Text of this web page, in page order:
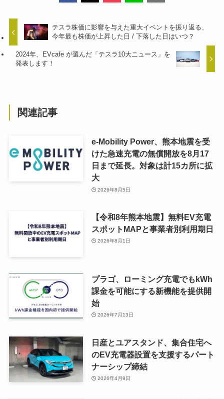
テスラ株価に影響を与えた重大イベントを振り返る、
今年最も株価が上昇した日 / 下落した日はいつ？
2024年、EVcafe が選んだ「テスラ10大ニュース」を
発表します！
関連記事
e-Mobility Power、熊本地震を受
けた急速充電の無償開放を8月17
日まで延長。対象は計15カ所に拡
大
2026年8月5日
【令和8年熊本地震】無料EV充電
スポットMAPと事業者別利用期日
2026年8月1日
プラゴ、ローミング充電でもkWh
課金を可能にする新機能を提供開
始
2026年7月13日
日産とユアスタンド、集合住宅へ
のEV充電器設置を支援するパート
ナーシップ締結
2026年4月9日